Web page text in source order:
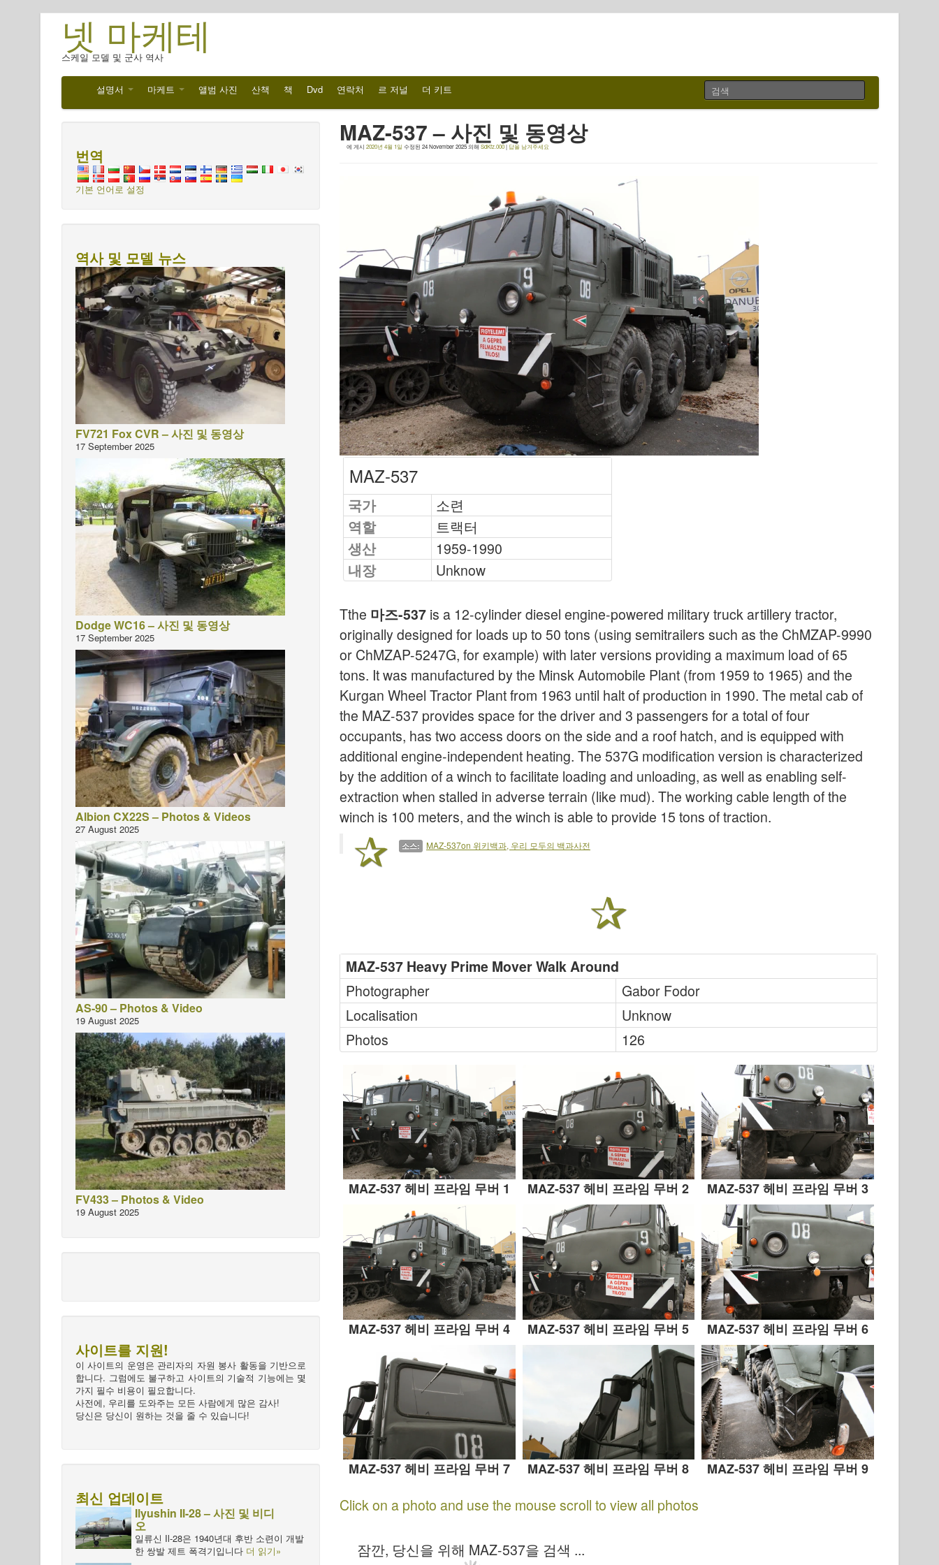
넷 마케테
스케일 모델 및 군사 역사
설명서 마케트 앨범 사진 산책 책 Dvd 연락처 르 저널 더 키트
MAZ-537 – 사진 및 동영상
에 게시 2020년 4월 1일 수정된 24 November 2025의해 SdKfz.000| 답을 남겨주세요
MAZ-537
국가
소련
역할
트랙터
생산
1959-1990
내장
Unknow
Tthe 마즈-537 is a 12-cylinder diesel engine-powered military truck artillery tractor,
originally designed for loads up to 50 tons (using semitrailers such as the ChMZAP-9990
or ChMZAP-5247G, for example) with later versions providing a maximum load of 65
tons. It was manufactured by the Minsk Automobile Plant (from 1959 to 1965) and the
Kurgan Wheel Tractor Plant from 1963 until halt of production in 1990. The metal cab of
the MAZ-537 provides space for the driver and 3 passengers for a total of four
occupants, has two access doors on the side and a roof hatch, and is equipped with
additional engine-independent heating. The 537G modification version is characterized
by the addition of a winch to facilitate loading and unloading, as well as enabling self-
extraction when stalled in adverse terrain (like mud). The working cable length of the
winch is 100 meters, and the winch is able to provide 15 tons of traction.
소스: MAZ-537on 위키백과, 우리 모두의 백과사전
MAZ-537 Heavy Prime Mover Walk Around
Photographer
Gabor Fodor
Localisation
Unknow
Photos
126
MAZ-537 헤비 프라임 무버 1 MAZ-537 헤비 프라임 무버 2 MAZ-537 헤비 프라임 무버 3
MAZ-537 헤비 프라임 무버 4 MAZ-537 헤비 프라임 무버 5 MAZ-537 헤비 프라임 무버 6
MAZ-537 헤비 프라임 무버 7 MAZ-537 헤비 프라임 무버 8 MAZ-537 헤비 프라임 무버 9
Click on a photo and use the mouse scroll to view all photos
잠깐, 당신을 위해 MAZ-537을 검색 ...
번역
기본 언어로 설정
역사 및 모델 뉴스
FV721 Fox CVR – 사진 및 동영상
17 September 2025
Dodge WC16 – 사진 및 동영상
17 September 2025
Albion CX22S – Photos & Videos
27 August 2025
AS-90 – Photos & Video
19 August 2025
FV433 – Photos & Video
19 August 2025
사이트를 지원!
이 사이트의 운영은 관리자의 자원 봉사 활동을 기반으로
합니다. 그럼에도 불구하고 사이트의 기술적 기능에는 몇
가지 필수 비용이 필요합니다.
사전에, 우리를 도와주는 모든 사람에게 많은 감사!
당신은 당신이 원하는 것을 줄 수 있습니다!
최신 업데이트
Ilyushin Il-28 – 사진 및 비디
오
일류신 Il-28은 1940년대 후반 소련이 개발
한 쌍발 제트 폭격기입니다 더 읽기»